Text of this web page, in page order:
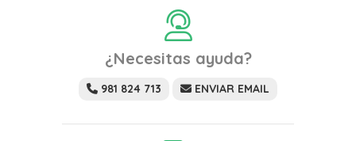
¿Necesitas ayuda?
981 824 713 ENVIAR EMAIL